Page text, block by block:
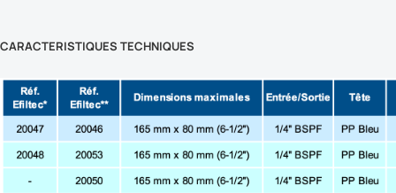
CARACTERISTIQUES TECHNIQUES